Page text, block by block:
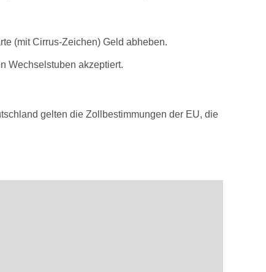
(mit Cirrus-Zeichen) Geld abheben.
Wechselstuben akzeptiert.
gelten die Zollbestimmungen der EU, die